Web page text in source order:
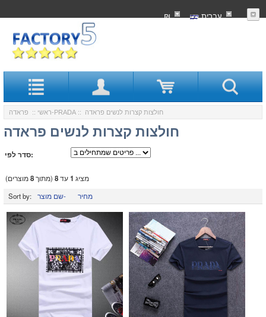
עִברִית ₪
ראשי :: פראדה-PRADA :: חולצות קצרות לנשים פראדה
חולצות קצרות לנשים פראדה
סדר לפי:
מציג 1עד8 (מתוך8מוצרים)
Sort by:
שם מוצר- מחיר